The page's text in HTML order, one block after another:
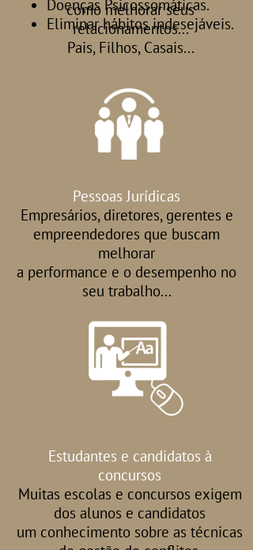
como melhorar seus
relacionamentos...
Pais, Filhos, Casais...
Estudantes e candidatos à
concursos
Muitas escolas e concursos exigem
dos alunos e candidatos
um conhecimento sobre as técnicas
Pessoas Jurídicas
Empresários, diretores, gerentes e
empreendedores que buscam
melhorar
a performance e o desempenho no
seu trabalho...
Doenças Psicossomáticas.
Eliminar hábitos indesejáveis.